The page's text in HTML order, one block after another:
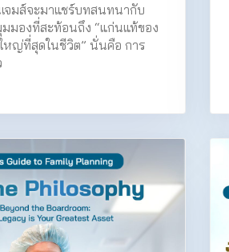
จมส์จะมาแชร์บทสนทนากับ
มองที่สะท้อนถึง “แก่นแท้ของ
หญ่ที่สุดในชีวิต” นั่นคือ การ